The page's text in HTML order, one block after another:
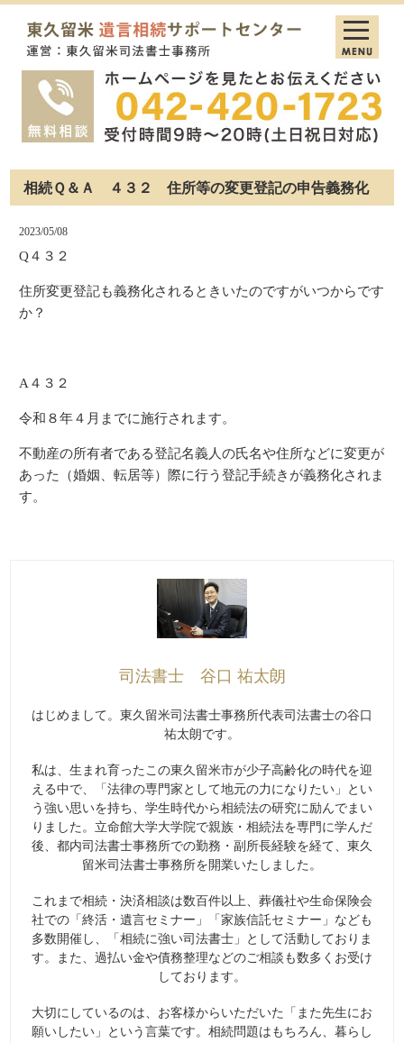
相続Ｑ＆Ａ ４３２ 住所等の変更登記の申告義務化
2023/05/08
Q４３２
住所変更登記も義務化されるときいたのですがいつからです
か？
A４３２
令和８年４月までに施行されます。
不動産の所有者である登記名義人の氏名や住所などに変更が
あった（婚姻、転居等）際に行う登記手続きが義務化されま
す。
司法書士 谷口 祐太朗
はじめまして。東久留米司法書士事務所代表司法書士の谷口
祐太朗です。
私は、生まれ育ったこの東久留米市が少子高齢化の時代を迎
える中で、「法律の専門家として地元の力になりたい」とい
う強い思いを持ち、学生時代から相続法の研究に励んでまい
りました。立命館大学大学院で親族・相続法を専門に学んだ
後、都内司法書士事務所での勤務・副所長経験を経て、東久
留米司法書士事務所を開業いたしました。
これまで相続・決済相談は数百件以上、葬儀社や生命保険会
社での「終活・遺言セミナー」「家族信託セミナー」なども
多数開催し、「相続に強い司法書士」として活動しておりま
す。また、過払い金や債務整理などのご相談も数多くお受け
しております。
大切にしているのは、お客様からいただいた「また先生にお
願いしたい」という言葉です。相続問題はもちろん、暮らし